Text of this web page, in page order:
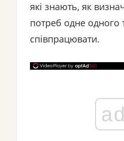
які знають, як
потреб одне одного
співпрацювати.
ad